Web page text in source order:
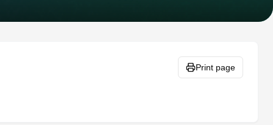
Print page